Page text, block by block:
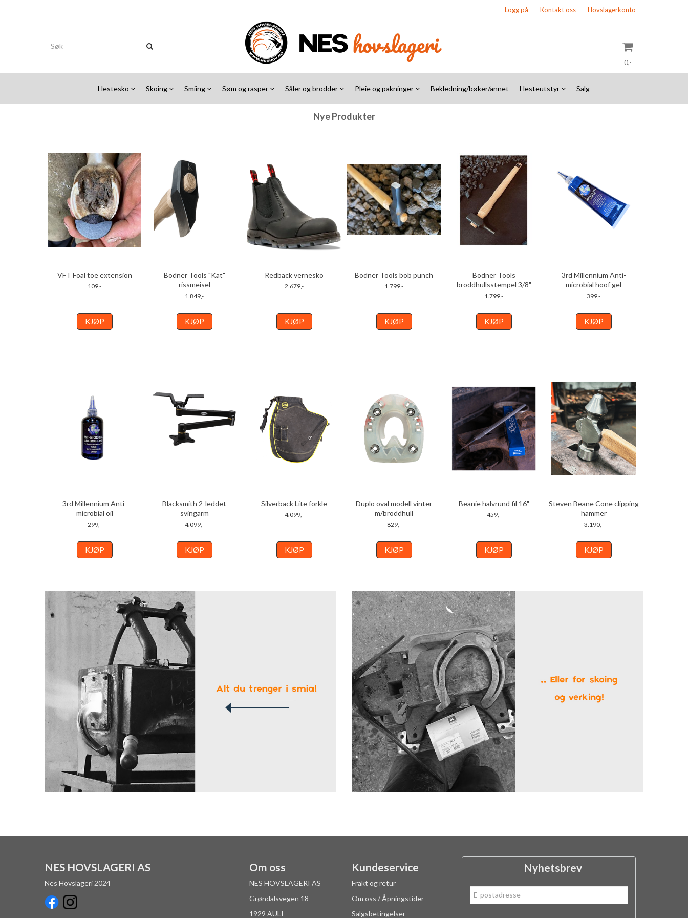
Logg på Kontakt oss Hovslagerkonto
0,-
Hestesko Skoing Smiing Søm og rasper Såler og brodder Pleie og pakninger Bekledning/bøker/annet Hesteutstyr Salg
Nye Produkter
VFT Foal toe extension
109,-
KJØP
Bodner Tools "Kat"
rissmeisel
1.849,-
KJØP
Redback vernesko
2.679,-
KJØP
Bodner Tools bob punch
1.799,-
KJØP
Bodner Tools
broddhullsstempel 3/8"
1.799,-
KJØP
3rd Millennium Anti-
microbial hoof gel
399,-
KJØP
3rd Millennium Anti-
microbial oil
299,-
KJØP
Blacksmith 2-leddet
svingarm
4.099,-
KJØP
Silverback Lite forkle
4.099,-
KJØP
Duplo oval modell vinter
m/broddhull
829,-
KJØP
Beanie halvrund fil 16"
459,-
KJØP
Steven Beane Cone clipping
hammer
3.190,-
KJØP
NES HOVSLAGERI AS
Nes Hovslageri 2024
Om oss
NES HOVSLAGERI AS
Grøndalsvegen 18
1929 AULI
Kundeservice
Frakt og retur
Om oss / Åpningstider
Salgsbetingelser
Nyhetsbrev